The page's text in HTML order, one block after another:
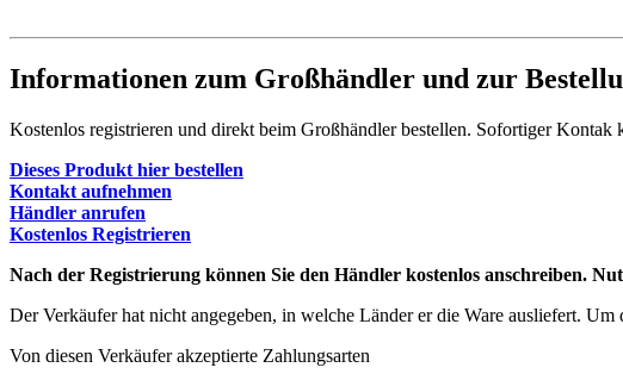
Informationen zum Großhändler und zur
Kostenlos registrieren und direkt beim Großhändler bestellen. Sofortiger Kontak
Dieses Produkt hier bestellen
Kontakt aufnehmen
Händler anrufen
Kostenlos Registrieren
Nach der Registrierung können Sie den Händler kostenlos anschreiben.
Der Verkäufer hat nicht angegeben, in welche Länder er die Ware ausliefert.
Von diesen Verkäufer akzeptierte Zahlungsarten